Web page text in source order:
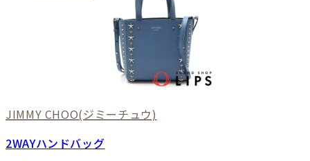
JIMMY CHOO(ジミーチュウ)
2WAYハンドバッグ